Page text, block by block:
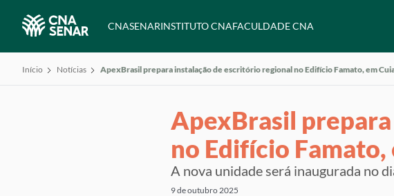
CNASENARINSTITUTO CNAFACULDADE CNA
Início Notícias ApexBrasil prepara instalação de escritório regional no Edifício Famato, em
ApexBrasil
no Edifício Famato,
A nova unidade será inaugurada no
9 de outubro 2025